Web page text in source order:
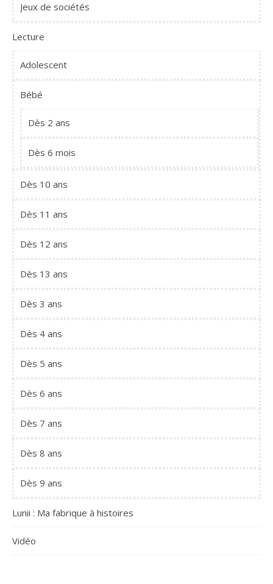
Jeux de sociétés
Lecture
Adolescent
Bébé
Dès 2 ans
Dès 6 mois
Dès 10 ans
Dès 11 ans
Dès 12 ans
Dès 13 ans
Dès 3 ans
Dès 4 ans
Dès 5 ans
Dès 6 ans
Dès 7 ans
Dès 8 ans
Dès 9 ans
Lunii : Ma fabrique à histoires
Vidéo